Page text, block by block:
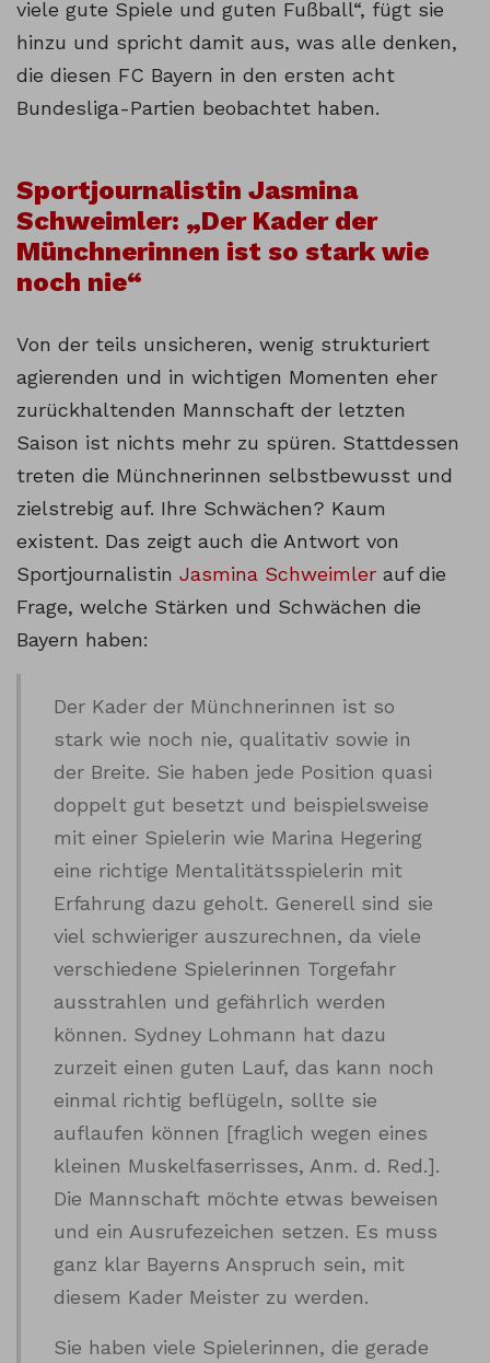
viele gute Spiele und guten Fußball“, fügt sie
hinzu und spricht damit aus, was alle denken,
die diesen FC Bayern in den ersten acht
Bundesliga-Partien beobachtet haben.
Sportjournalistin Jasmina
Schweimler: „Der Kader der
Münchnerinnen ist so stark wie
noch nie“
Von der teils unsicheren, wenig strukturiert
agierenden und in wichtigen Momenten eher
zurückhaltenden Mannschaft der letzten
Saison ist nichts mehr zu spüren. Stattdessen
treten die Münchnerinnen selbstbewusst und
zielstrebig auf. Ihre Schwächen? Kaum
existent. Das zeigt auch die Antwort von
Sportjournalistin Jasmina Schweimler auf die
Frage, welche Stärken und Schwächen die
Bayern haben:
Der Kader der Münchnerinnen ist so
stark wie noch nie, qualitativ sowie in
der Breite. Sie haben jede Position quasi
doppelt gut besetzt und beispielsweise
mit einer Spielerin wie Marina Hegering
eine richtige Mentalitätsspielerin mit
Erfahrung dazu geholt. Generell sind sie
viel schwieriger auszurechnen, da viele
verschiedene Spielerinnen Torgefahr
ausstrahlen und gefährlich werden
können. Sydney Lohmann hat dazu
zurzeit einen guten Lauf, das kann noch
einmal richtig beflügeln, sollte sie
auflaufen können [fraglich wegen eines
kleinen Muskelfaserrisses, Anm. d. Red.].
Die Mannschaft möchte etwas beweisen
und ein Ausrufezeichen setzen. Es muss
ganz klar Bayerns Anspruch sein, mit
diesem Kader Meister zu werden.
Sie haben viele Spielerinnen, die gerade